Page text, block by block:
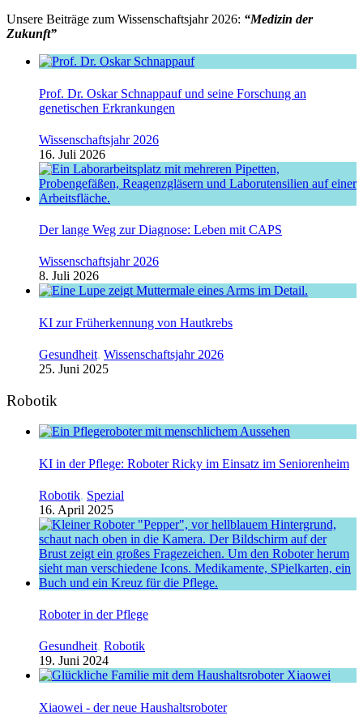
Unsere Beiträge zum Wissenschaftsjahr 2026: “Medizin der
Zukunft”
Prof. Dr. Oskar Schnappauf und seine Forschung an
genetischen Erkrankungen
Wissenschaftsjahr 2026
16. Juli 2026
Der lange Weg zur Diagnose: Leben mit CAPS
Wissenschaftsjahr 2026
8. Juli 2026
KI zur Früherkennung von Hautkrebs
Gesundheit, Wissenschaftsjahr 2026
25. Juni 2025
Robotik
KI in der Pflege: Roboter Ricky im Einsatz im Seniorenheim
Robotik, Spezial
16. April 2025
Roboter in der Pflege
Gesundheit, Robotik
19. Juni 2024
Xiaowei - der neue Haushaltsroboter